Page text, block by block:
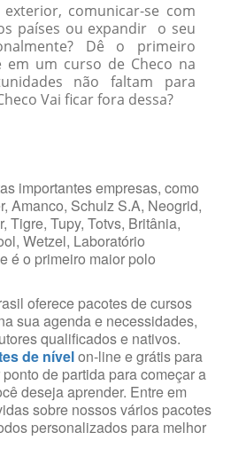
comunicar-se com
países ou expandir o seu
Dê o primeiro
em um curso de Checo na
não faltam para
Vai ficar fora dessa?
importantes empresas, como
Amanco, Schulz S.A, Neogrid,
Tigre, Tupy, Totvs, Britânia,
Wetzel, Laboratório
é o primeiro maior polo
oferece pacotes de cursos
sua agenda e necessidades,
qualificados e nativos.
de nívelon-line e grátis para
de partida para começar a
deseja aprender. Entre em
sobre nossos vários pacotes
personalizados para melhor